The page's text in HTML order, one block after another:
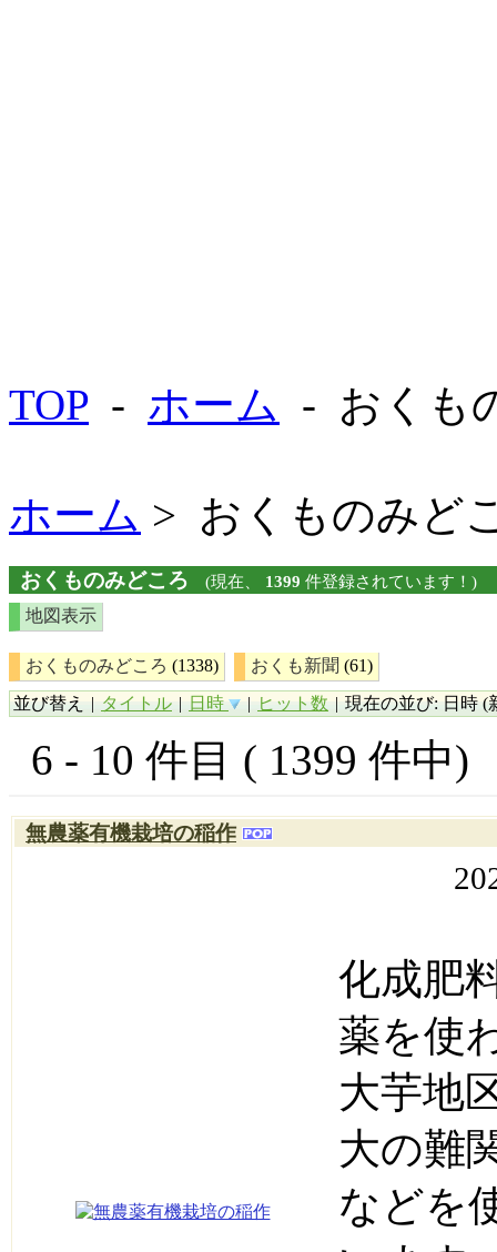
TOP - ホーム - おくも
ホーム > おくものみど
おくものみどころ (現在、 1399 件登録されています！)
地図表示
おくものみどころ (1338) おくも新聞 (61)
並び替え
| タイトル | 日時 | ヒット数 | 現在の並び: 日時
6 - 10 件目 ( 1399 件中
無農薬有機栽培の稲作
化成肥
薬を使
大芋地
大の難
などを